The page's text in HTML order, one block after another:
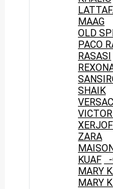
MAAG
OLD
PACO
RASASI
SHAIK
ZARA
KUAF
MARY
MARY